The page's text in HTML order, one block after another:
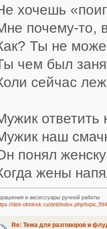
хочешь
почему-то,
Ты не
чем был
сейчас
ответить
наш
понял
жены
и аксессуары ручной работы
deti-obninsk.ru/deti/index.php/
Re: Тема для разговоров и